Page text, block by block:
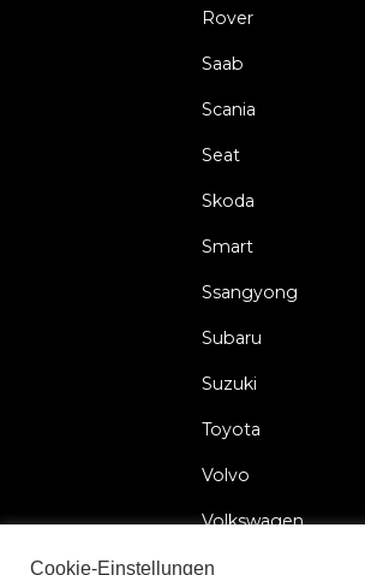
Rover
Saab
Scania
Seat
Skoda
Smart
Ssangyong
Subaru
Suzuki
Toyota
Volvo
Volkswagen
Cookie-Einstellungen